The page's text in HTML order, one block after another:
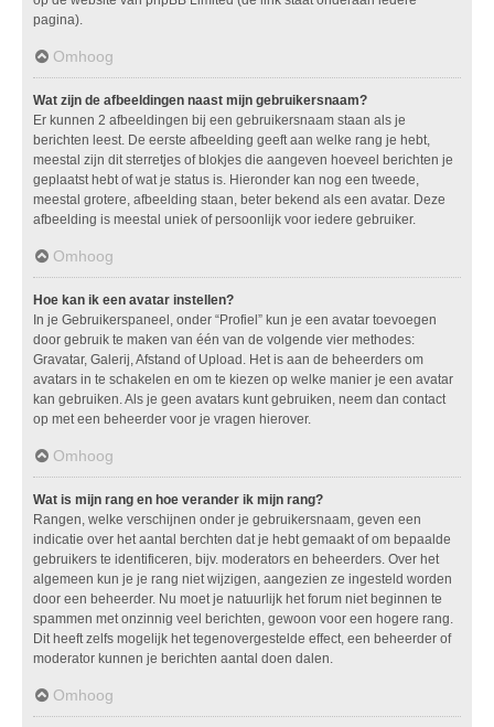
pagina).
Omhoog
Wat zijn de afbeeldingen naast mijn gebruikersnaam?
Er kunnen 2 afbeeldingen bij een gebruikersnaam staan als je
berichten leest. De eerste afbeelding geeft aan welke rang je hebt,
meestal zijn dit sterretjes of blokjes die aangeven hoeveel berichten je
geplaatst hebt of wat je status is. Hieronder kan nog een tweede,
meestal grotere, afbeelding staan, beter bekend als een avatar. Deze
afbeelding is meestal uniek of persoonlijk voor iedere gebruiker.
Omhoog
Hoe kan ik een avatar instellen?
In je Gebruikerspaneel, onder “Profiel” kun je een avatar toevoegen
door gebruik te maken van één van de volgende vier methodes:
Gravatar, Galerij, Afstand of Upload. Het is aan de beheerders om
avatars in te schakelen en om te kiezen op welke manier je een avatar
kan gebruiken. Als je geen avatars kunt gebruiken, neem dan contact
op met een beheerder voor je vragen hierover.
Omhoog
Wat is mijn rang en hoe verander ik mijn rang?
Rangen, welke verschijnen onder je gebruikersnaam, geven een
indicatie over het aantal berchten dat je hebt gemaakt of om bepaalde
gebruikers te identificeren, bijv. moderators en beheerders. Over het
algemeen kun je je rang niet wijzigen, aangezien ze ingesteld worden
door een beheerder. Nu moet je natuurlijk het forum niet beginnen te
spammen met onzinnig veel berichten, gewoon voor een hogere rang.
Dit heeft zelfs mogelijk het tegenovergestelde effect, een beheerder of
moderator kunnen je berichten aantal doen dalen.
Omhoog